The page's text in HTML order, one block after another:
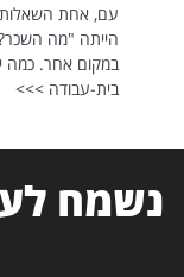
עם, אחת השאלות
הייתה "מה
במקום אחר. כמה
בית-עבודה >>>
נשמח